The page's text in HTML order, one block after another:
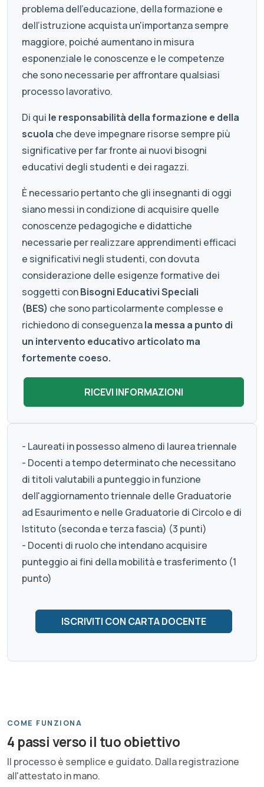
problema dell’educazione, della formazione e
dell’istruzione acquista un'importanza sempre
maggiore, poiché aumentano in misura
esponenziale le conoscenze e le competenze
che sono necessarie per affrontare qualsiasi
processo lavorativo.
Di qui le responsabilità della formazione e della
scuola che deve impegnare risorse sempre più
significative per far fronte ai nuovi bisogni
educativi degli studenti e dei ragazzi.
È necessario pertanto che gli insegnanti di oggi
siano messi in condizione di acquisire quelle
conoscenze pedagogiche e didattiche
necessarie per realizzare apprendimenti efficaci
e significativi negli studenti, con dovuta
considerazione delle esigenze formative dei
soggetti conBisogni Educativi Speciali
(BES) che sono particolarmente complesse e
richiedono di conseguenzala messa a punto di
un intervento educativo articolato ma
fortemente coeso.
- Laureati in possesso almeno di laurea triennale
- Docenti a tempo determinato che necessitano
di titoli valutabili a punteggio in funzione
dell'aggiornamento triennale delle Graduatorie
ad Esaurimento e nelle Graduatorie di Circolo e di
Istituto (seconda e terza fascia) (3 punti)
- Docenti di ruolo che intendano acquisire
punteggio ai fini della mobilità e trasferimento (1
punto)
COME FUNZIONA
4 passi verso il tuo obiettivo
Il processo è semplice e guidato. Dalla registrazione
all'attestato in mano.